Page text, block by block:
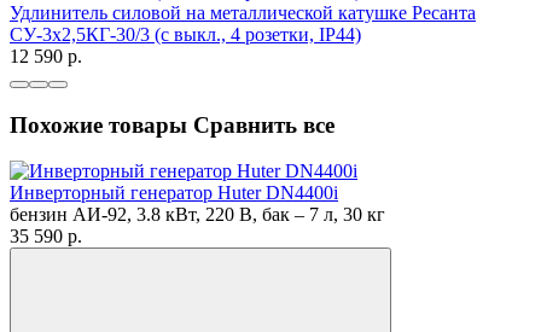
Удлинитель силовой на металлической катушке Ресанта
СУ-3х2,5КГ-30/3 (с выкл., 4 розетки, IP44)
12 590 p.
Похожие товары Сравнить все
Инверторный генератор Huter DN4400i
бензин АИ-92, 3.8 кВт, 220 В, бак – 7 л, 30 кг
35 590 p.